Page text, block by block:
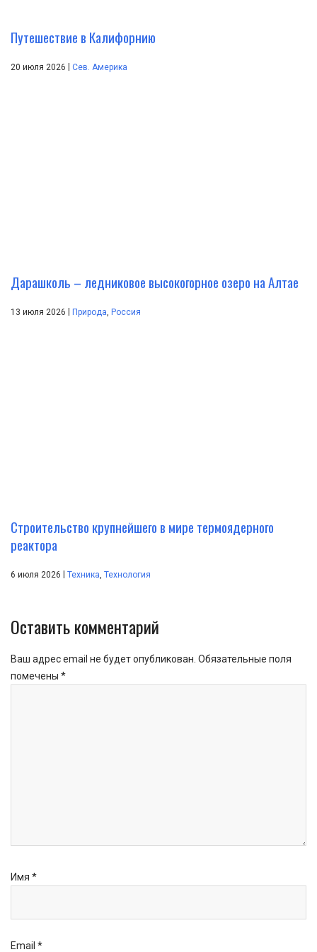
Путешествие в Калифорнию
20 июля 2026 Сев. Америка
Дарашколь – ледниковое высокогорное озеро на Алтае
13 июля 2026 | Природа Россия
Строительство крупнейшего в мире термоядерного
реактора
6 июля 2026 | Техника Технология
Оставить комментарий
Ваш адрес email не будет опубликован. Обязательные поля
помечены *
Имя *
Email *